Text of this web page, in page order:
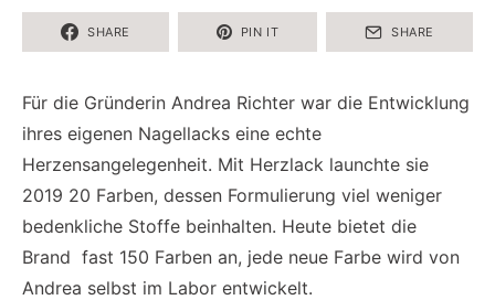
SHARE PIN IT SHARE
Für die Gründerin Andrea Richter war die Entwicklung
ihres eigenen Nagellacks eine echte
Herzensangelegenheit. Mit Herzlack launchte sie
2019 20 Farben, dessen Formulierung viel weniger
bedenkliche Stoffe beinhalten. Heute bietet die
Brand fast 150 Farben an, jede neue Farbe wird von
Andrea selbst im Labor entwickelt.